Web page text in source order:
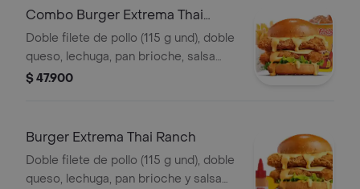
Combo Burger Extrema Thai
Ranch
Doble filete de pollo (115 g und), doble
queso, lechuga, pan brioche, salsa
Thai ranch, francesa mediana (60 g) y
$ 47.900
Burger Extrema Thai Ranch
Doble filete de pollo (115 g und), doble
queso, lechuga, pan brioche y salsa